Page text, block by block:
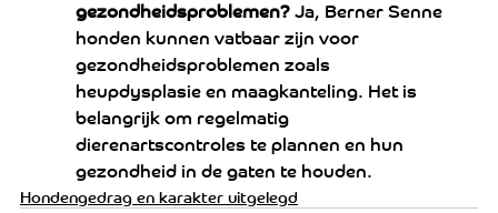
gezondheidsproblemen? Ja, Berner Senne
honden kunnen vatbaar zijn voor
gezondheidsproblemen zoals
heupdysplasie en maagkanteling. Het is
belangrijk om regelmatig
dierenartscontroles te plannen en hun
gezondheid in de gaten te houden.
Hondengedrag en karakter uitgelegd